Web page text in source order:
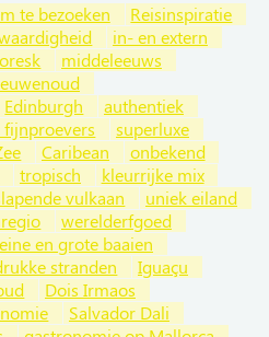
te bezoeken
Reisinspiratie
in- en extern
middeleeuws
Edinburgh
authentiek
superluxe
Caribean
onbekend
tropisch
kleurrijke mix
vulkaan
uniek eiland
werelderfgoed
en grote baaien
stranden
Iguaçu
Dois Irmaos
Salvador Dali